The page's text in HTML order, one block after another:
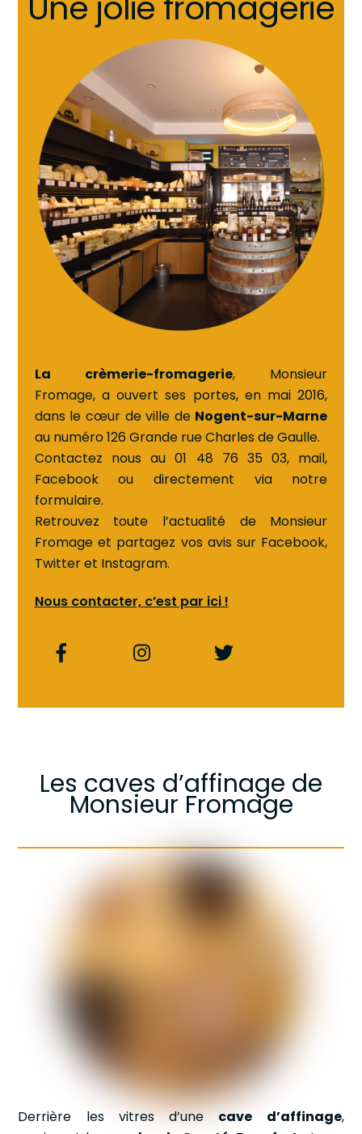
La crèmerie-fromagerie, Monsieur
Fromage, a ouvert ses portes, en mai 2016,
dans le cœur de ville de Nogent-sur-Marne
au numéro 126 Grande rue Charles de Gaulle.
Contactez nous au 01 48 76 35 03, mail,
Facebook ou directement via notre
formulaire.
Retrouvez toute l’actualité de Monsieur
Fromage et partagez vos avis sur Facebook,
Twitter et Instagram.
Nous contacter, c’est par ici !
Les caves d’affinage de
Monsieur Fromage
Derrière les vitres d’unecave d’affinage,